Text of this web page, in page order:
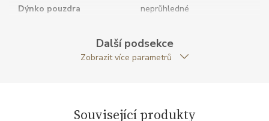
Dýnko pouzdra neprůhledné
obdelníkový
Další podsekce
Zobrazit více parametrů
Související produkty